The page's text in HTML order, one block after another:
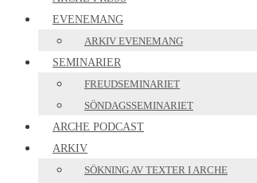
EVENEMANG
ARKIV EVENEMANG
SEMINARIER
FREUDSEMINARIET
SÖNDAGSSEMINARIET
ARCHE PODCAST
ARKIV
SÖKNING AV TEXTER I ARCHE